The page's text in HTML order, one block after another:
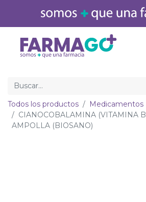
Todos los productos
Medicamentos
CIANOCOBALAMINA (VITAMINA
AMPOLLA (BIOSANO)